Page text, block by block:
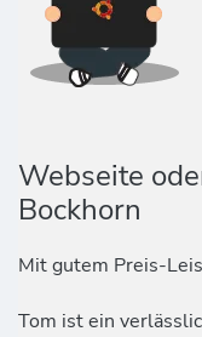
Webseite
Bockhorn
Mit gutem Preis-
Tom ist ein